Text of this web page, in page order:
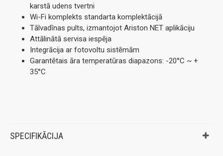
karstā udens tvertni
Wi-Fi komplekts standarta komplektācijā
Tālvadīnas pults, izmantojot Ariston NET aplikāciju
Attālinātā servisa iespēja
Integrācija ar fotovoltu sistēmām
Garantētais āra temperatūras diapazons: -20°C ~ +
35°C
SPECIFIKĀCIJA